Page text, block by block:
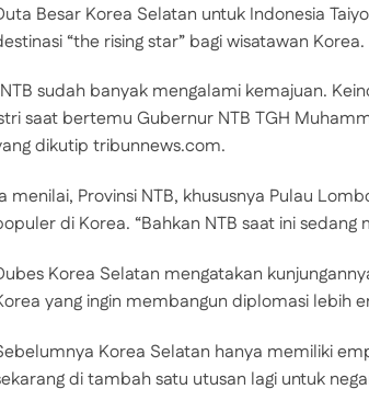
Besar Korea Selatan untuk Indonesia
“the rising star” bagi wisatawan Korea.
sudah banyak mengalami kemajuan.
saat bertemu Gubernur NTB TGH
dikutip tribunnews.com.
menilai, Provinsi NTB, khususnya Pulau
di Korea. “Bahkan NTB saat ini
Korea Selatan mengatakan
yang ingin membangun diplomasi lebih
Korea Selatan hanya memiliki
di tambah satu utusan lagi untuk